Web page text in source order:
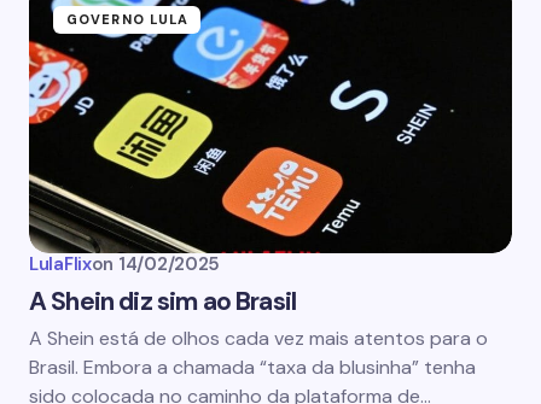
GOVERNO LULA
LulaFlixon 14/02/2025
A Shein diz sim ao Brasil
A Shein está de olhos cada vez mais atentos para o
Brasil. Embora a chamada “taxa da blusinha” tenha
sido colocada no caminho da plataforma de…